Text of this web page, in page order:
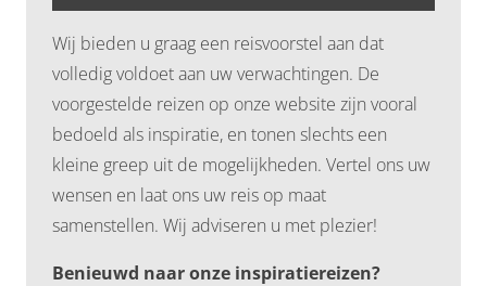
Wij bieden u graag een reisvoorstel aan dat
volledig voldoet aan uw verwachtingen. De
voorgestelde reizen op onze website zijn vooral
bedoeld als inspiratie, en tonen slechts een
kleine greep uit de mogelijkheden. Vertel ons uw
wensen en laat ons uw reis op maat
samenstellen. Wij adviseren u met plezier!
Benieuwd naar onze inspiratiereizen?